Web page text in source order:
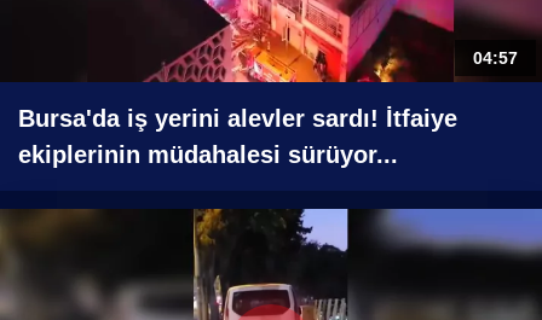
04:57
Bursa'da iş yerini alevler sardı! İtfaiye
ekiplerinin müdahalesi sürüyor...